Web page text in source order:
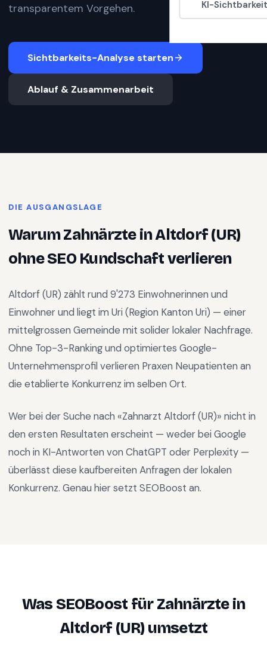
KI-
transparentem Vorgehen.
Sichtbarkeits-Analyse starten
Ablauf & Zusammenarbeit
DIE AUSGANGSLAGE
WarumZahnärzteinAltdorf (UR)
ohne SEO Kundschaft verlieren
Altdorf (UR) zählt rund 9'273 Einwohnerinnen und
Einwohner und liegt im Uri (Region Kanton Uri) — einer
mittelgrossen Gemeinde mit solider lokaler Nachfrage.
Ohne Top-3-Ranking und optimiertes Google-
Unternehmensprofil verlieren Praxen Neupatienten an
die etablierte Konkurrenz im selben Ort.
Wer bei der Suche nach «Zahnarzt Altdorf (UR)» nicht in
den ersten Resultaten erscheint — weder bei Google
noch in KI-Antworten von ChatGPT oder Perplexity —
überlässt diese kaufbereiten Anfragen der lokalen
Konkurrenz. Genau hier setzt SEOBoost an.
Was SEOBoost fürZahnärztein
Altdorf (UR)umsetzt